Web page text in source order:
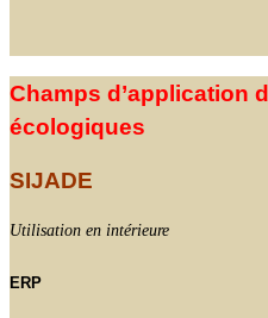
Champs d’application
écologiques
SIJADE
Utilisation en intérieure
ERP